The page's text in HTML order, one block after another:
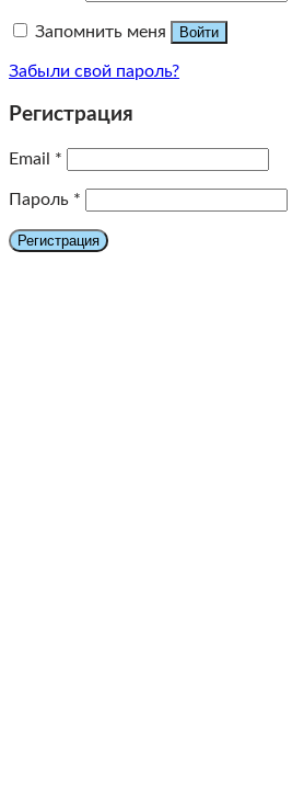
Запомнить меня Войти
Забыли свой пароль?
Регистрация
Email *
Пароль *
Регистрация